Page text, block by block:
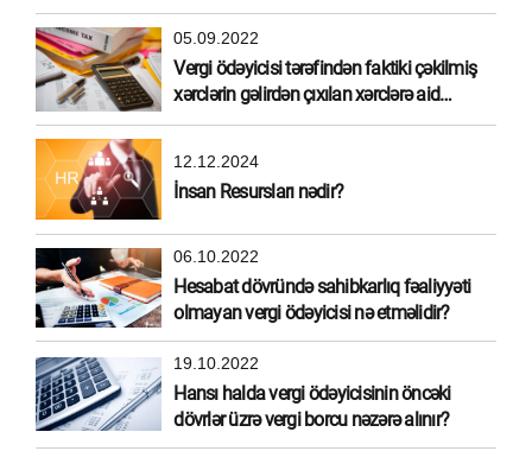
05.09.2022
Vergi ödəyicisi tərəfindən faktiki çəkilmiş
xərclərin gəlirdən çıxılan xərclərə aid
edilməsi
12.12.2024
İnsan Resursları nədir?
06.10.2022
Hesabat dövründə sahibkarlıq fəaliyyəti
olmayan vergi ödəyicisi nə etməlidir?
19.10.2022
Hansı halda vergi ödəyicisinin öncəki
dövrlər üzrə vergi borcu nəzərə alınır?